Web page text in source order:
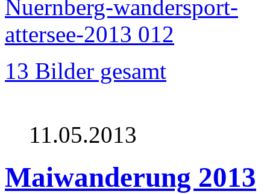
13 Bilder gesamt
11.05.2013
Maiwanderung 2013